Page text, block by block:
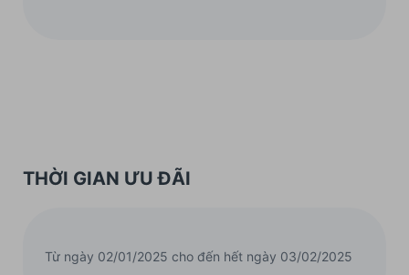
THỜI GIAN ƯU ĐÃI
Từ ngày 02/01/2025 cho đến hết ngày 03/02/2025